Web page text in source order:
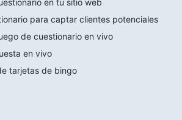
en tu sitio web
para captar clientes potenciales
de cuestionario en vivo
en vivo
tarjetas de bingo